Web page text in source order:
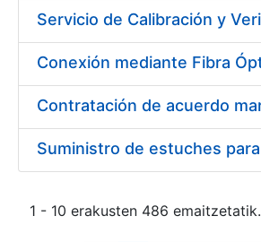
1 - 10 erakusten 486 emaitzetatik.